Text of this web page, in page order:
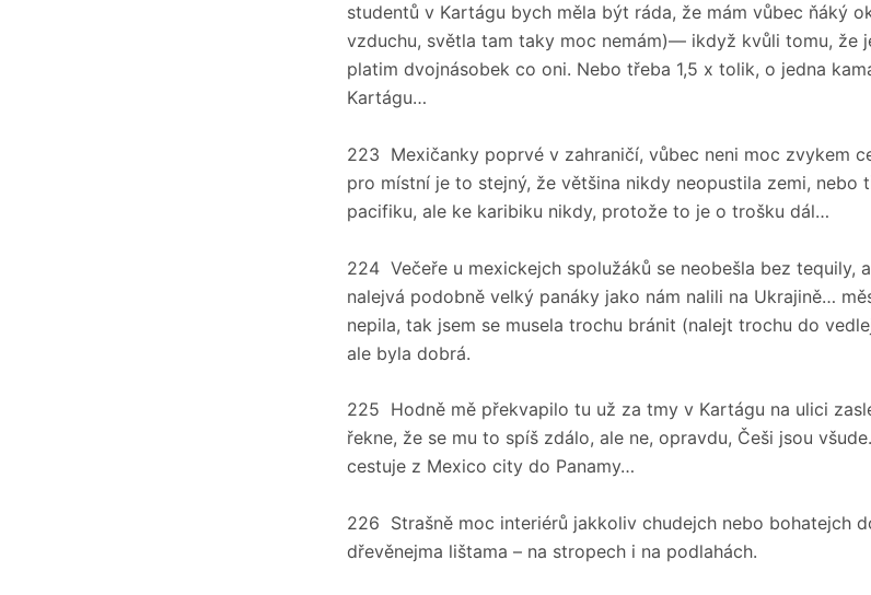
studentů v Kartágu bych měla být ráda, že mám vůbec ňáký
vzduchu, světla tam taky moc nemám)— ikdyž kvůli tomu, že
platim dvojnásobek co oni. Nebo třeba 1,5 x tolik, o jedna
Kartágu…
223 Mexičanky poprvé v zahraničí, vůbec neni moc zvykem
pro místní je to stejný, že většina nikdy neopustila zemi, nebo
pacifiku, ale ke karibiku nikdy, protože to je o trošku dál…
224 Večeře u mexickejch spolužáků se neobešla bez tequily,
nalejvá podobně velký panáky jako nám nalili na Ukrajině…
nepila, tak jsem se musela trochu bránit (nalejt trochu do
ale byla dobrá.
225 Hodně mě překvapilo tu už za tmy v Kartágu na ulici
řekne, že se mu to spíš zdálo, ale ne, opravdu, Češi jsou
cestuje z Mexico city do Panamy…
226 Strašně moc interiérů jakkoliv chudejch nebo bohatejch
dřevěnejma lištama – na stropech i na podlahách.